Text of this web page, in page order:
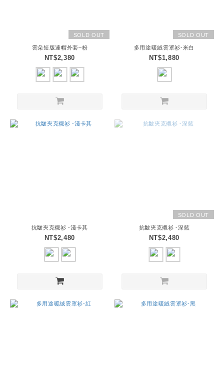
SOLD OUT
雲朵短版連帽外套–粉
NT$2,380
SOLD OUT
多用途暖絨雲罩衫-米白
NT$1,880
抗皺夾克襯衫 -淺卡其
NT$2,480
SOLD OUT
抗皺夾克襯衫 -深藍
NT$2,480